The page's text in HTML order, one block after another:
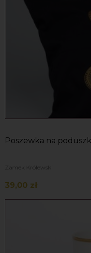
Poszewka na
Zamek Królewski
39,00 zł